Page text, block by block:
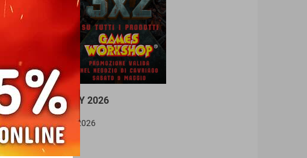
WARHAMMER DAY 2026
SABATO 9 MAGGIO 2026